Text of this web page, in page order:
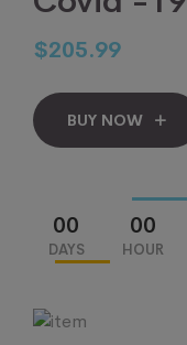
$205.99
BUY NOW
00
DAYS
00
HOUR